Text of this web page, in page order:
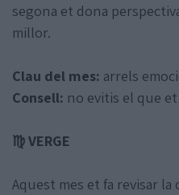
segona et dona
millor.
Clau del mes: arrels
Consell: no evitis el que
♍ VERGE
Aquest mes et fa revisar la